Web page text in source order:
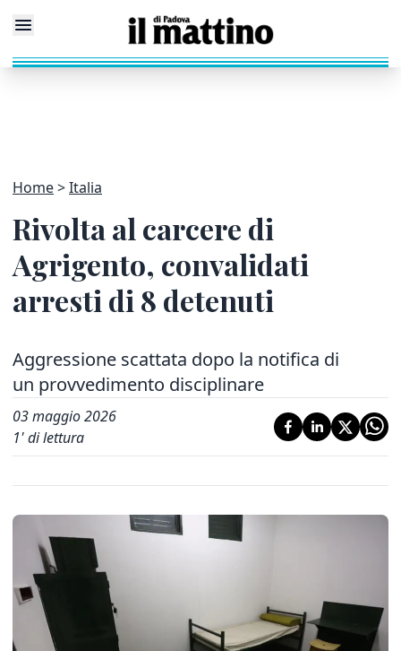
Home Italia
Rivolta al carcere di
Agrigento, convalidati
arresti di 8 detenuti
Aggressione scattata dopo la notifica di
un provvedimento disciplinare
03 maggio 2026
1' di lettura